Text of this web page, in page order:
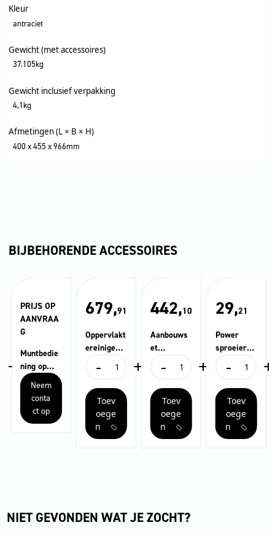
Kleur
antraciet
Gewicht (met accessoires)
37.105kg
Gewicht inclusief verpakking
4,1kg
Afmetingen (L × B × H)
400 x 455 x 966mm
BIJBEHORENDE ACCESSOIRES
PRIJS OP
AANVRAA
G
Muntbedie
ning op
afstand
Neem
conta
ct op
679,91
Oppervlakt
ereinige…
-
Oppervlaktereinige...
30
aantal
+
Toev
oege
n
442,10
Aanbouws
et
-
Aanbouwset
aantal
+
Toev
oege
n
29,21
Power
sproeier
-
Power
40°,
040
aantal
+
Toev
oege
n
+
NIET GEVONDEN WAT JE ZOCHT?